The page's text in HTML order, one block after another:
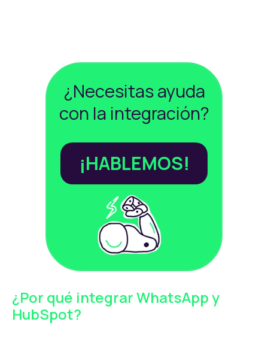
¿Necesitas ayuda
con la integración?
¡HABLEMOS!
¿Por qué integrar WhatsApp y
HubSpot?